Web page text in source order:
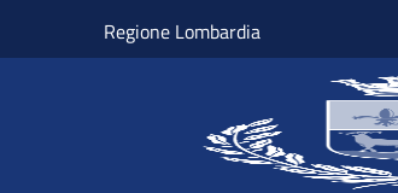
Regione Lombardia